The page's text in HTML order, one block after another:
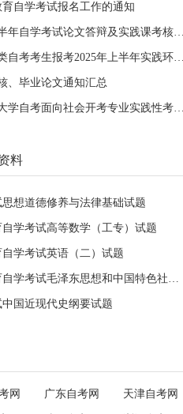
自学考试报名工作的通知
山西师范大学2025年上半年自学考试论文答辩及
湖北大学关于社会系统类自考考生报考2025年上半年实践环
、毕业论文通知汇总
2025年上半年福建师范大学自考面向社会开考专业实践性考核课程（
料
想道德修养与法律基础试题
学考试高等数学（工专）试题
学考试英语（二）试题
全国2024年4月高等教育自学考试毛泽东思想和中国特色社会主义理论体系概论试题
国近现代史纲要试题
网 广东自考网 天津自考网